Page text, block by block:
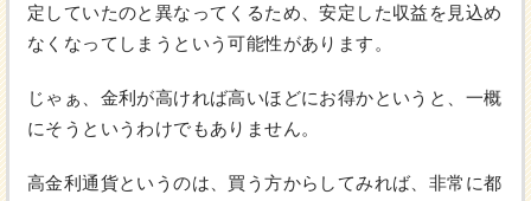
定していたのと異なってくるため、安定した収益を見込め
なくなってしまうという可能性があります。
じゃぁ、金利が高ければ高いほどにお得かというと、一概
にそうというわけでもありません。
高金利通貨というのは、買う方からしてみれば、非常に都